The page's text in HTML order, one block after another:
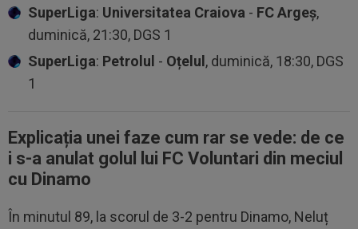
SuperLiga: Universitatea Craiova - FC Argeș,
duminică, 21:30, DGS 1
SuperLiga: Petrolul - Oțelul, duminică, 18:30, DGS
1
Explicația unei faze cum rar se vede: de ce
i s-a anulat golul lui FC Voluntari din meciul
cu Dinamo
În minutul 89, la scorul de 3-2 pentru Dinamo, Neluț